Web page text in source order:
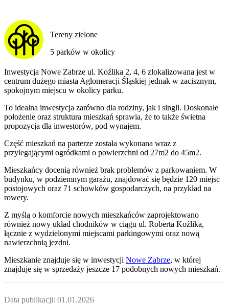
Tereny zielone
5 parków w okolicy
Inwestycja Nowe Zabrze ul. Koźlika 2, 4, 6 zlokalizowana jest w
centrum dużego miasta Aglomeracji Śląskiej jednak w zacisznym,
spokojnym miejscu w okolicy parku.
To idealna inwestycja zarówno dla rodziny, jak i singli. Doskonałe
położenie oraz struktura mieszkań sprawia, że to także świetna
propozycja dla inwestorów, pod wynajem.
Część mieszkań na parterze została wykonana wraz z
przylegającymi ogródkami o powierzchni od 27m2 do 45m2.
Mieszkańcy docenią również brak problemów z parkowaniem. W
budynku, w podziemnym garażu, znajdować się będzie 120 miejsc
postojowych oraz 71 schowków gospodarczych, na przykład na
rowery.
Z myślą o komforcie nowych mieszkańców zaprojektowano
również nowy układ chodników w ciągu ul. Roberta Koźlika,
łącznie z wydzielonymi miejscami parkingowymi oraz nową
nawierzchnią jezdni.
Mieszkanie znajduje się w inwestycji Nowe Zabrze, w której
znajduje się w sprzedaży jeszcze 17 podobnych nowych mieszkań.
Data publikacji: 01.01.2026